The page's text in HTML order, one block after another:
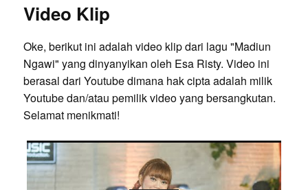
Video Klip
Oke, berikut ini adalah video klip dari lagu "Madiun
Ngawi" yang dinyanyikan oleh Esa Risty. Video ini
berasal dari Youtube dimana hak cipta adalah milik
Youtube dan/atau pemilik video yang bersangkutan.
Selamat menikmati!